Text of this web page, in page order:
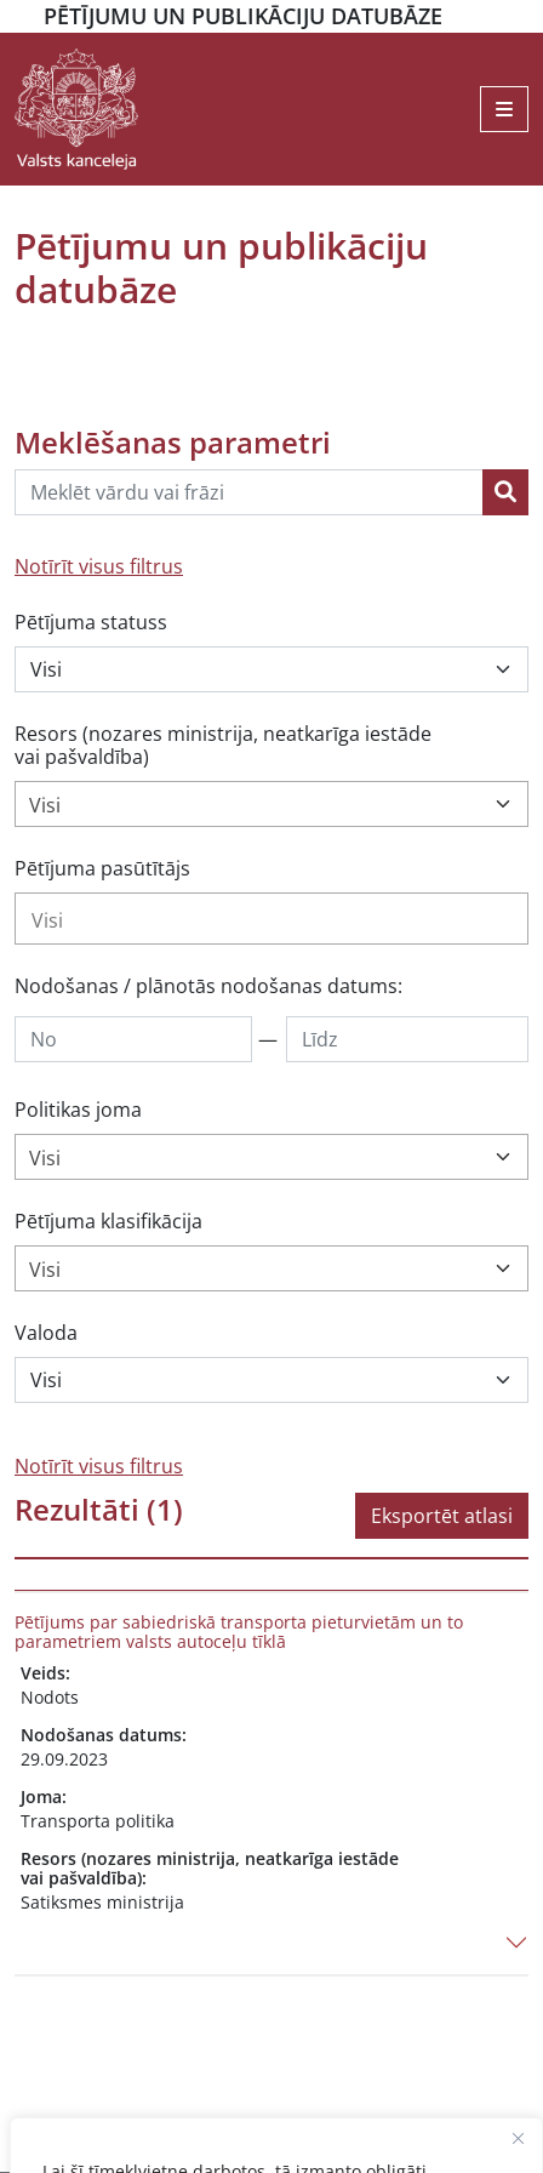
PĒTĪJUMU UN PUBLIKĀCIJU DATUBĀZE
Pētījumu un publikāciju
datubāze
Meklēšanas parametri
Notīrīt visus filtrus
Pētījuma statuss
Resors (nozares ministrija, neatkarīga iestāde
vai pašvaldība)
Visi
Pētījuma pasūtītājs
Nodošanas / plānotās nodošanas datums:
—
Politikas joma
Visi
Pētījuma klasifikācija
Visi
Valoda
Notīrīt visus filtrus
Rezultāti (1) Eksportēt atlasi
Pētījums par sabiedriskā transporta pieturvietām un to
parametriem valsts autoceļu tīklā
Veids:
Nodots
Nodošanas datums:
29.09.2023
Joma:
Transporta politika
Resors (nozares ministrija, neatkarīga iestāde
vai pašvaldība):
Satiksmes ministrija